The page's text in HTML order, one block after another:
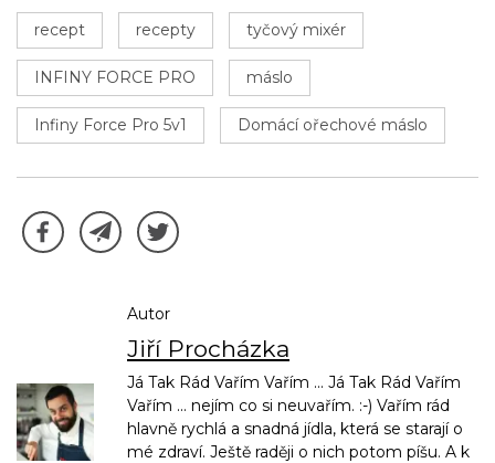
recept recepty tyčový mixér
INFINY FORCE PRO máslo
Infiny Force Pro 5v1 Domácí ořechové máslo
Autor
Jiří Procházka
Já Tak Rád Vařím Vařím ... Já Tak Rád Vařím
Vařím ... nejím co si neuvařím. :-) Vařím rád
hlavně rychlá a snadná jídla, která se starají o
mé zdraví. Ještě raději o nich potom píšu. A k